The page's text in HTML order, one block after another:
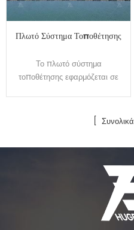
Πλωτό Σύστημα Τοποθέτησης
Το πλωτό σύστημα
τοποθέτησης εφαρμόζεται σε
νερό. Υιοθετώντας υλικό HDPE,
της υπεριώδους ακτινοβολίας
κ.λπ. Επιπλέον, μπορεί να
αντέξει τη δύναμη έλξης που
είναι πολύ μεγαλύτερη από
άλλα προϊόντα. Υιοθετώντας τη
[ Συνολικά